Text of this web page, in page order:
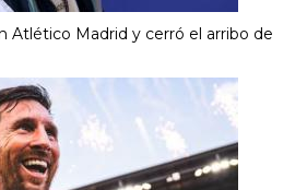
Atlético Madrid y cerró el arribo de